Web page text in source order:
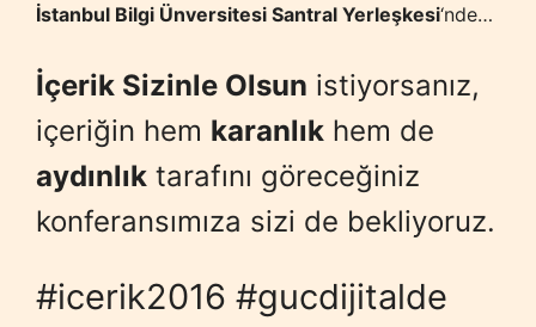
İstanbul Bilgi Ünversitesi Santral Yerleşkesi‘nde…
İçerik Sizinle Olsun istiyorsanız,
içeriğin hem karanlık hem de
aydınlık tarafını göreceğiniz
konferansımıza sizi de bekliyoruz.
#icerik2016 #gucdijitalde